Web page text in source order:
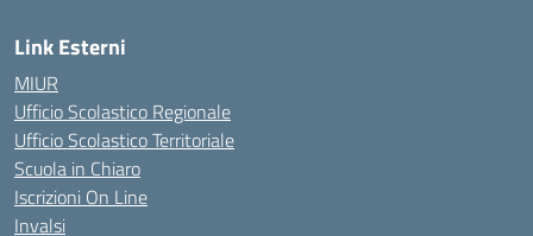
Link Esterni
MIUR
Ufficio Scolastico Regionale
Ufficio Scolastico Territoriale
Scuola in Chiaro
Iscrizioni On Line
Invalsi